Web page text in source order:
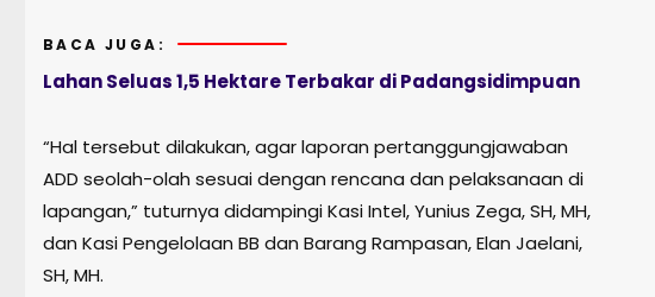
BACA JUGA:
Lahan Seluas 1,5 Hektare Terbakar di Padangsidimpuan
“Hal tersebut dilakukan, agar laporan pertanggungjawaban
ADD seolah-olah sesuai dengan rencana dan pelaksanaan di
lapangan,” tuturnya didampingi Kasi Intel, Yunius Zega, SH, MH,
dan Kasi Pengelolaan BB dan Barang Rampasan, Elan Jaelani,
SH, MH.